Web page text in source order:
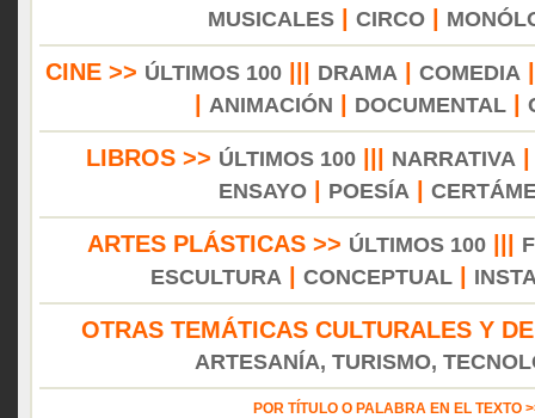
MUSICALES
CIRCO
CINE >> ÚLTIMOS 100||| DRAMA COMEDIA
ANIMACIÓN DOCUMENTAL|
LIBROS >> ÚLTIMOS 100 NARRATIVA
ENSAYO| POESÍA
ARTES PLÁSTICAS >> ÚLTIMOS 100|||
ESCULTURA
CONCEPTUAL
OTRAS TEMÁTICAS CULTURALES Y
ARTESANÍA, TURISMO,
POR TÍTULO O PALABRA EN EL TEXTO